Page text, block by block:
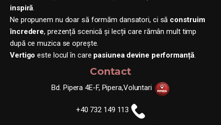
inspiră.
Ne propunem nu doar să formăm dansatori, ci să construim
încredere, prezență scenică și lecții care rămân mult timp
după ce muzica se oprește.
Vertigo este locul în care pasiunea devine performanță.
Contact
Bd. Pipera 4E-F, Pipera,Voluntari
+40 732 149 113